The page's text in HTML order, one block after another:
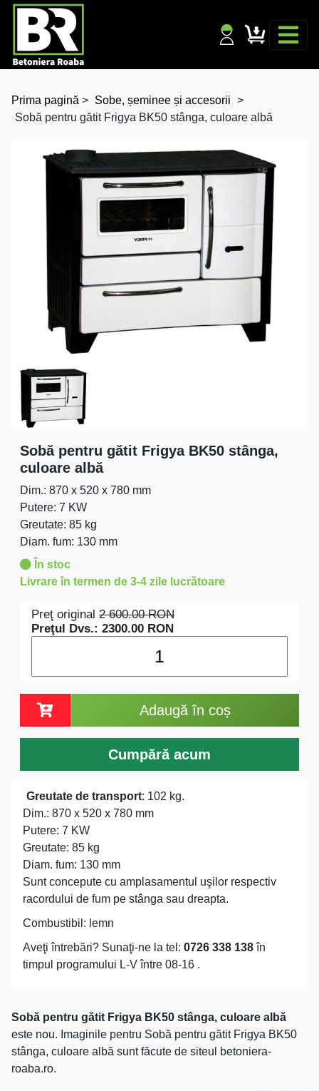
Prima pagină > Sobe, șeminee și accesorii >
Sobă pentru gătit Frigya BK50 stânga, culoare albă
Sobă pentru gătit Frigya BK50 stânga,
culoare albă
Dim.: 870 x 520 x 780 mm
Putere: 7 KW
Greutate: 85 kg
Diam. fum: 130 mm
În stoc
Livrare în termen de 3-4 zile lucrătoare
Preţ original 2 600.00RON
Preţul Dvs.: 2300.00 RON
Adaugă în coș
Cumpără acum
Greutate de transport: 102 kg.
Dim.: 870 x 520 x 780 mm
Putere: 7 KW
Greutate: 85 kg
Diam. fum: 130 mm
Sunt concepute cu amplasamentul uşilor respectiv
racordului de fum pe stânga sau dreapta.
Combustibil: lemn
Aveţi întrebări? Sunaţi-ne la tel: 0726 338 138în
timpul programului L-V între 08-16 .
Sobă pentru gătit Frigya BK50 stânga, culoare albă
este nou. Imaginile pentru Sobă pentru gătit Frigya BK50
stânga, culoare albă sunt făcute de siteul betoniera-
roaba.ro.